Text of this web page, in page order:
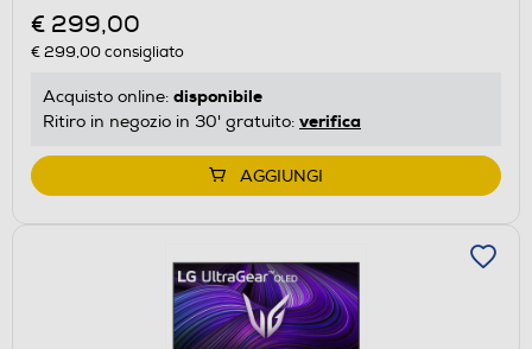
€ 299,00
€ 299,00consigliato
Acquisto online: disponibile
Ritiro in negozio in 30' gratuito: verifica
AGGIUNGI